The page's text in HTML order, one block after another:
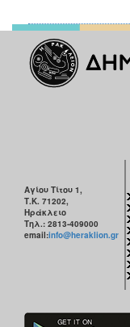
2006
ΑΝΘΕΚΤΙΚΗ
ΠΟΛΗ
Αγίου Τίτου 1,
Τ.Κ. 71202,
Ηράκλειο
Τηλ.: 2813-409000
email:info@heraklion.gr